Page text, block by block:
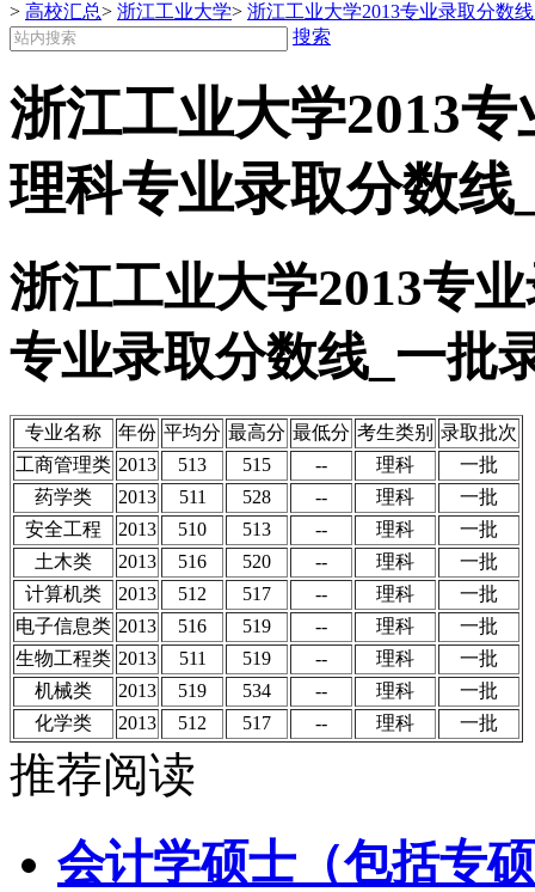
> 高校汇总> 浙江工业大学> 浙江工业大学2013专业录取分数
搜索
浙江工业大学2013
理科专业录取分数线
浙江工业大学2013专
专业录取分数线_一批
专业名称 年份 平均分 最高分 最低分 考生类别 录取批次
工商管理类 2013 513 515 -- 理科
一批
药学类
2013 511 528 -- 理科
一批
安全工程
2013 510 513 -- 理科
一批
土木类
2013 516 520 -- 理科
一批
计算机类
2013 512 517 -- 理科
一批
电子信息类 2013 516 519 -- 理科
一批
生物工程类 2013 511 519 -- 理科
一批
机械类
2013 519 534 -- 理科
一批
化学类
2013 512 517 -- 理科 一批
推荐阅读
会计学硕士（包括专